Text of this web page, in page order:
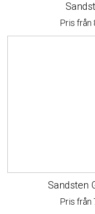
Pris från
Sandsten
Pris från